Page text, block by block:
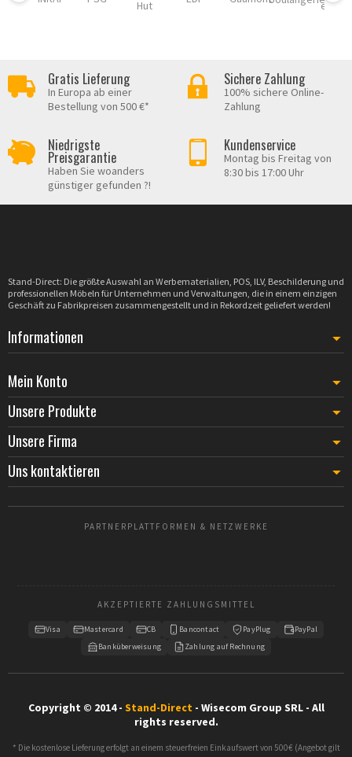
Gratis Lieferung
In Europa ab einer
Bestellung von 500 €*
Sichere Zahlung
100% sichere Online-
Zahlung
Niedrigste
Preisgarantie
Haben Sie woanders
günstiger gefunden ?!
Kundenservice
Montag bis Freitag von
8:30 bis 17:00 Uhr
Stand-Direct: Die größte Auswahl an Werbematerialien, POS, ILV, Beschilderung und
professionellen Möbeln für Unternehmen und Verwaltungen, die in einem einzigen
Geschäft zu Fabrikpreisen zusammengestellt und in Rekordzeit geliefert werden!
Informationen
Mein Konto
Unsere Produkte
Unsere Firma
Uns kontaktieren
PARTNERPLATTFORMEN & NETZWERKE
AKZEPTIERTE ZAHLUNGSMITTEL
Visa Mastercard CB Bancontact PayPlug
PayPal
Banküberweisung
Zahlung auf Rechnung
Copyright © 2014 - Stand-Direct - Wisecom Group SRL - All
rights reserved.
* Die kostenlose Lieferung erfolgt an einem steuerfreien Einkaufswert von 500€ (Angebot gilt